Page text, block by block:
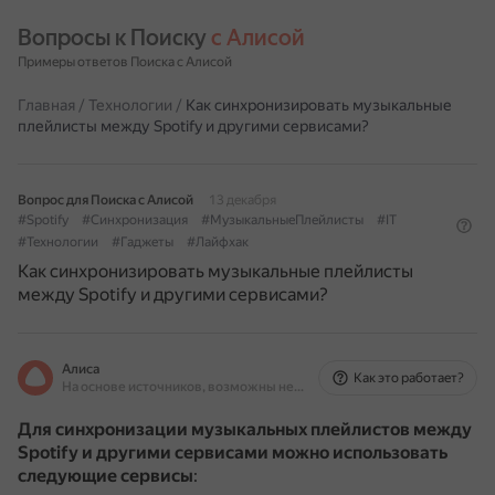
Вопросы к Поиску с Алисой
Примеры ответов Поиска с Алисой
Главная / Технологии / Как синхронизировать музыкальные
плейлисты между Spotify и другими сервисами?
Вопрос для Поиска с Алисой
13 декабря
#Spotify
#Синхронизация #МузыкальныеПлейлисты
#IT
#Технологии
#Гаджеты #Лайфхак
Как синхронизировать музыкальные плейлисты
между Spotify и другими сервисами?
Алиса
На основе источников, возможны неточности
Как это работает?
Для синхронизации музыкальных плейлистов между
Spotify и другими сервисами можно использовать
следующие сервисы: